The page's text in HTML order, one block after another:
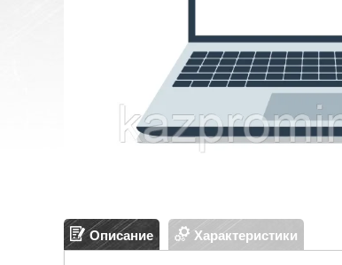
Описание Характеристики